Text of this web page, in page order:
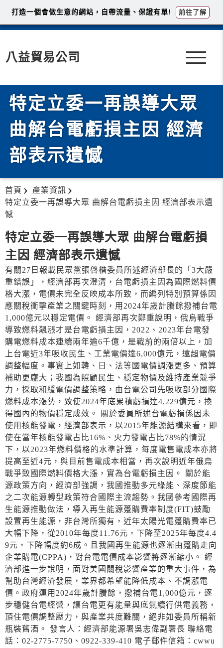
八益貿易公司
特定立委一再誤導大眾
曲解台電虧損主因 經濟
部表示遺憾
首頁
產業資訊
特定立委一再誤導大眾 曲解台電虧損主因 經濟部表示遺
憾
特定立委一再誤導大眾 曲解台電虧損
主因 經濟部表示遺憾
有關27日報載民眾黨張啓楷委員所述經濟部長的「3大嚴
重錯誤」，經濟部再次澄清，台電虧損主因為國際燃料價
格大漲，電價未完全反映成本所致，而編列特別預算係因
應關稅衝擊產業之關鍵時刻，用2024年歲計賸餘撥補台電
1,000億元以穩定電價。 經濟部再次鄭重說明，俄烏戰爭
導致燃料飆漲才是台電虧損主因，2022、2023年台電發
購電燃料成本連續兩年逾6千億，是戰前的兩倍以上，加
上台電近3年吸收民生、工業電價達6,000億元，遠超電價
調整幅度。事實上如韓、日、法等國電價調漲更多、預算
補助更龐大；我國為照顧民生、穩定物價及維持產業競爭
力，採取和緩電價調整策略，由台電公司先吸收部分國際
燃料成本漲勢，致使2024年底累積虧損達4,229億元，換
得國內的物價穩定成效。 關於委員所述台電虧損係因未
使用核能發電，經濟部表示，以2015年能源結構來看，即
使在當年核能發電占比16%、火力發電占比78%的情況
下，以2023年燃料價格的水準計算，每度電售電成本亦將
提高至近4元，與目前售電成本相當，再次說明近年俄烏
戰爭致國際燃料價格大漲，實為台電虧損主因。 關於能
源政策方向，經濟部強調，我國推動多元綠能、深度節能
之二次能源轉型政策符合國際主流趨勢。我國參考國際再
生能源推動做法，導入再生能源躉購費率制度(FIT)鼓勵
設置再生能源，非台灣所獨有，近年太陽光電躉購費率已
大幅下降，從2010年每度11.76元，下降至2025年每度4.4
9元，下降幅度約6成。且我國再生能源也逐漸由躉購走向
企業購電(CPPA)，對台電電價成本影響將逐漸縮小。 經
濟部進一步說明，面對美國關稅影響產業的重大事件，為
幫助台灣經濟發展，業界都希望能降低成本、不調漲電
價。政府運用2024年歲計賸餘，撥補台電1,000億元，逐
步穩健台電經營，讓台電更有能量與底氣續行供電義務，
頂住電價調整壓力，與產業共度難關，絕非如委員所稱新
瓶裝舊酒。 發言人：經濟部能源署吳志偉副署長 聯絡電
話：02-2775-7750、0922-339-410 電子郵件信箱：cwwu
打造一個會做生意的網站，自帶流量、保證有單! 前往了解